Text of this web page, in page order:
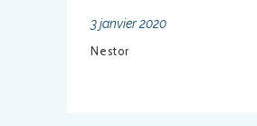
3 janvier 2020
Nestor